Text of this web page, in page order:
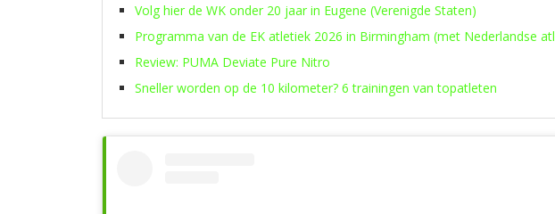
Volg hier de WK onder 20 jaar in Eugene (Verenigde Staten)
Programma van de EK atletiek 2026 in Birmingham (met Nederlandse
Review: PUMA Deviate Pure Nitro
Sneller worden op de 10 kilometer? 6 trainingen van topatleten